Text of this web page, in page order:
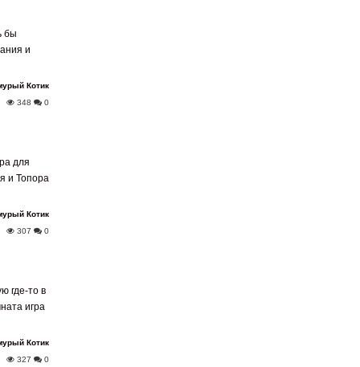
бы
и
Котик
348
0
для
и Топора
Котик
307
0
где-то в
игра
Котик
327
0